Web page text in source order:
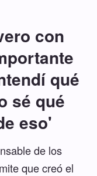
con
qué
sé qué
eso'
de los
que creó el